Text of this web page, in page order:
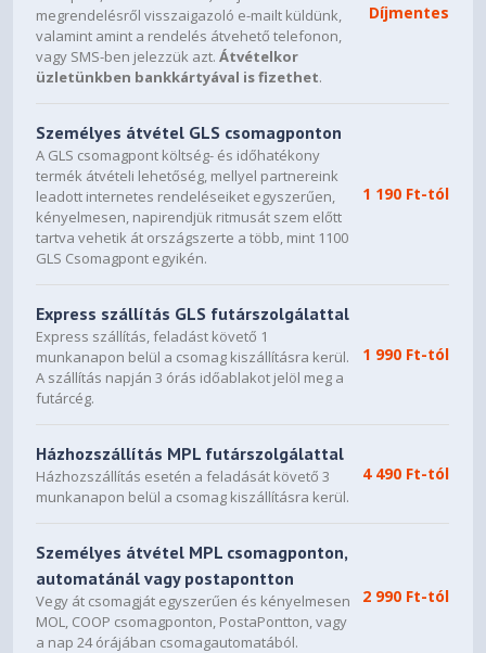
megrendelésről visszaigazoló e-mailt küldünk,
valamint amint a rendelés átvehető telefonon,
vagy SMS-ben jelezzük azt.Átvételkor
üzletünkben bankkártyával is fizethet.
Díjmentes
Személyes átvétel GLS csomagponton
A GLS csomagpont költség- és időhatékony
termék átvételi lehetőség, mellyel partnereink
leadott internetes rendeléseiket egyszerűen,
kényelmesen, napirendjük ritmusát szem előtt
tartva vehetik át országszerte a több, mint 1100
GLS Csomagpont egyikén.
1 190 Ft-tól
Express szállítás GLS futárszolgálattal
Express szállítás, feladást követő 1
munkanapon belül a csomag kiszállításra kerül.
A szállítás napján 3 órás időablakot jelöl meg a
futárcég.
1 990 Ft-tól
Házhozszállítás MPL futárszolgálattal
Házhozszállítás esetén a feladását követő 3
munkanapon belül a csomag kiszállításra kerül.
4 490 Ft-tól
Személyes átvétel MPL csomagponton,
automatánál vagy postapontton
Vegy át csomagját egyszerűen és kényelmesen
MOL, COOP csomagponton, PostaPontton, vagy
a nap 24 órájában csomagautomatából.
2 990 Ft-tól